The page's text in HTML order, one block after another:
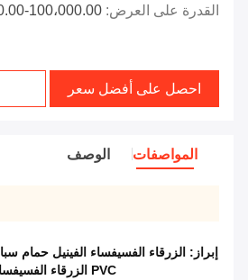
القدرة على العرض:
احصل على أفضل سعر
المواصفات الوصف
إبراز: الزرقاء الفسيفساء الفينيل حمام
PVC الزرقاء الفسيفساء الفينيل المسبح الغطاء